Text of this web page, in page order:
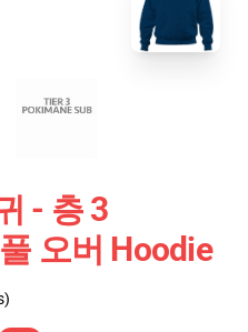
- 층 3
오버 Hoodie